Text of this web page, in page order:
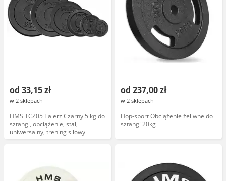
od 33,15 zł
w 2 sklepach
HMS TCZ05 Talerz Czarny 5 kg do
sztangi, obciążenie, stal,
uniwersalny, trening siłowy
od 237,00 zł
w 2 sklepach
Hop-sport Obciążenie żeliwne do
sztangi 20kg